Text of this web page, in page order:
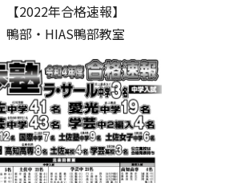
【2022年合格速報】
鴨部・HIAS鴨部教室